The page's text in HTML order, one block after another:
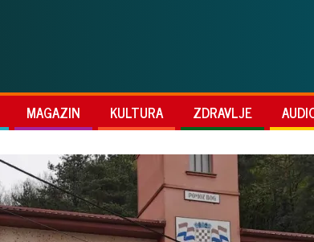
MAGAZIN KULTURA ZDRAVLJE